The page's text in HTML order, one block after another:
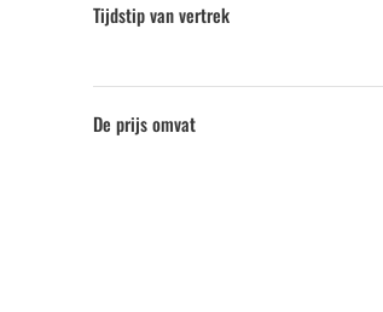
Tijdstip van vertrek
De prijs omvat